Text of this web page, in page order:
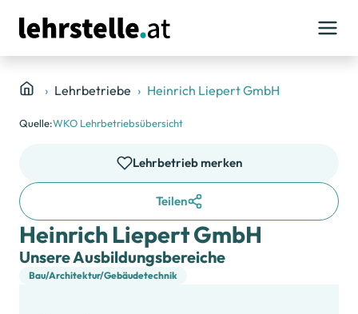
Lehrbetriebe Heinrich Liepert GmbH
Quelle:WKO Lehrbetriebsübersicht
Lehrbetrieb merken
Teilen
Heinrich Liepert GmbH
Unsere Ausbildungsbereiche
Bau/Architektur/Gebäudetechnik